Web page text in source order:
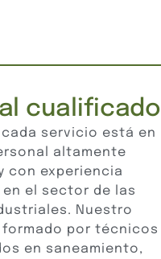
cualificado
cada servicio está en
altamente
con experiencia
el sector de las
Nuestro
por técnicos
en saneamiento,